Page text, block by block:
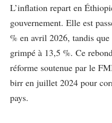
L’inflation repart en
gouvernement. Elle est
% en avril 2026, tandis
grimpé à 13,5 %. Ce
réforme soutenue par le
birr en juillet 2024 pour
pays.